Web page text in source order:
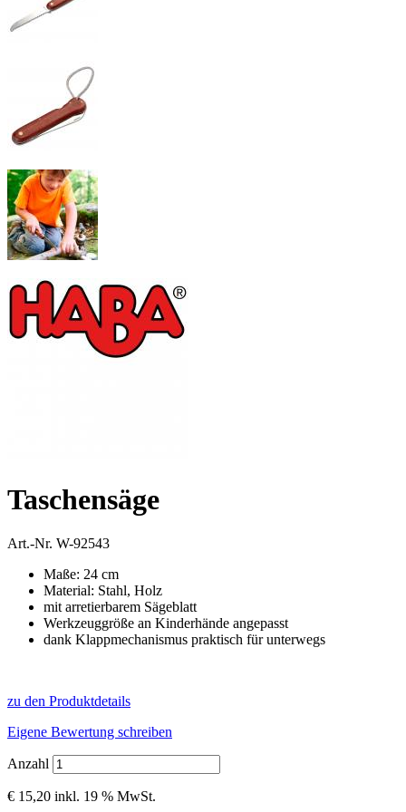
Taschensäge
Art.-Nr. W-92543
Maße: 24 cm
Material: Stahl, Holz
mit arretierbarem Sägeblatt
Werkzeuggröße an Kinderhände angepasst
dank Klappmechanismus praktisch für unterwegs
zu den Produktdetails
Eigene Bewertung schreiben
Anzahl
€ 15,20 inkl. 19 % MwSt.